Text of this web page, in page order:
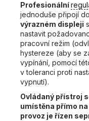
Profesionální
jednoduše připojí
výrazném displeji
nastavit
pracovní režim
hystereze (aby se
vypínání, pomocí
v toleranci proti
vypnutí).
Ovládaný přístroj
umístěna přímo
provoz je řízen